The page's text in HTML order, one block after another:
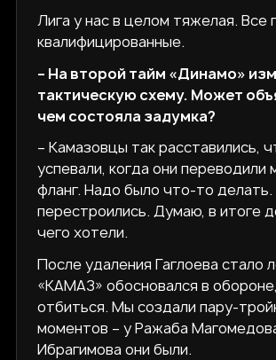
Лига у нас в целом тяжелая. Все
квалифицированные.
– На второй тайм «Динамо»
тактическую схему. Может
чем состояла задумка?
– Камазовцы так расставились,
успевали, когда они переводили
фланг. Надо было что-то
перестроились. Думаю, в итоге
чего хотели.
После удаления Гаглоева стало
«КАМАЗ» обосновался в
отбиться. Мы создали пару-
моментов – у Ражаба
Ибрагимова они были.